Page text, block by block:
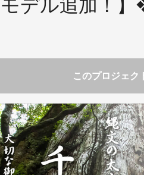
モデル追加！
このプロジェク